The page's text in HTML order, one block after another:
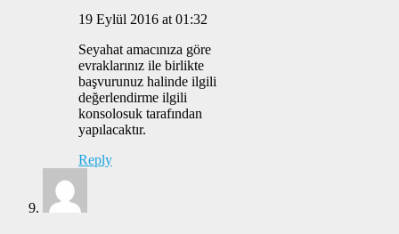
19 Eylül 2016 at 01:32
Seyahat amacınıza göre
evraklarınız ile birlikte
başvurunuz halinde ilgili
değerlendirme ilgili
konsolosuk tarafından
yapılacaktır.
Reply